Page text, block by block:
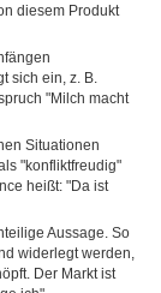
diesem Produkt
sich ein, z. B.
"Milch macht
Situationen
"konfliktfreudig"
heißt: "Da ist
Aussage. So
widerlegt werden,
Der Markt ist